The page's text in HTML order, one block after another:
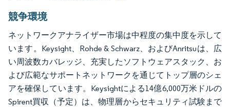
競争環境
ネットワークアナライザー市場は中程度の集中度を示して
います。Keysight、Rohde & Schwarz、およびAnritsuは、広
い周波数カバレッジ、充実したソフトウェアスタック、お
よび広範なサポートネットワークを通じてトップ層のシェ
アを確保しています。Keysightによる14億6,000万米ドルの
Spirent買収（予定）は、物理層からセキュリティ試験まで